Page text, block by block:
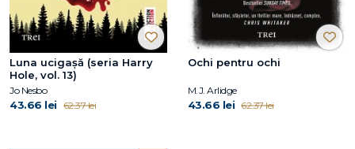
Luna ucigașă (seria Harry
Hole, vol. 13)
Jo Nesbo
43.66 lei 62.37 lei
Ochi pentru ochi
M.J. Arlidge
43.66 lei 62.37 lei